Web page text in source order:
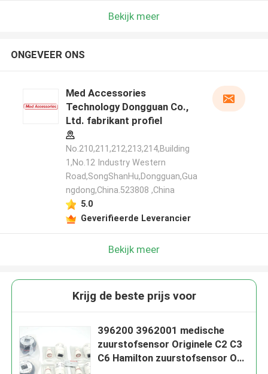
Bekijk meer
ONGEVEER ONS
Med Accessories
Technology Dongguan Co.,
Ltd. fabrikant profiel
No.210,211,212,213,214,Building
1,No.12 Industry Western
Road,SongShanHu,Dongguan,Gua
ngdong,China.523808 ,China
5.0
Geverifieerde Leverancier
Bekijk meer
Krijg de beste prijs voor
396200 3962001 medische
zuurstofsensor Originele C2 C3
C6 Hamilton zuurstofsensor O2